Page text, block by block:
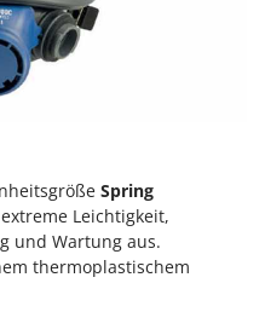
für Pizza und Braten
Spring
Leichtigkeit,
und Wartung aus.
thermoplastischem